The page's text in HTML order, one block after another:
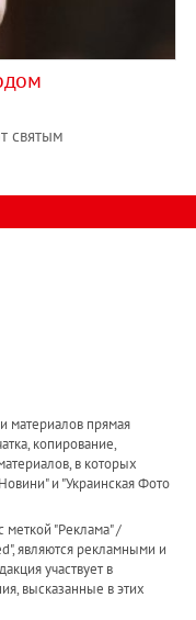
святым
материалов прямая
копирование,
в которых
и "Украинская Фото
меткой "Реклама" /
являются рекламными и
участвует в
высказанные в этих